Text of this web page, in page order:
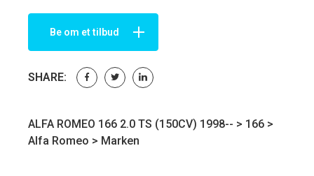
Be om et tilbud
SHARE:
ALFA ROMEO 166 2.0 TS (150CV) 1998-- > 166 >
Alfa Romeo > Marken